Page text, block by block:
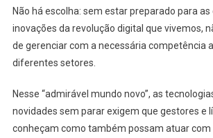
Não há escolha: sem estar preparado para
inovações da revolução digital que vivemos,
de gerenciar com a necessária competência
diferentes setores.
Nesse “admirável mundo novo”, as
novidades sem parar exigem que gestores e
conheçam como também possam atuar com